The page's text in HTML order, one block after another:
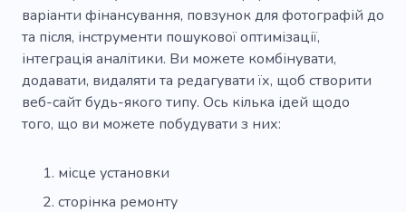
варіанти фінансування, повзунок для фотографій до
та після, інструменти пошукової оптимізації,
інтеграція аналітики. Ви можете комбінувати,
додавати, видаляти та редагувати їх, щоб створити
веб-сайт будь-якого типу. Ось кілька ідей щодо
того, що ви можете побудувати з них:
місце установки
сторінка ремонту